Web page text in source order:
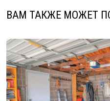
ВАМ ТАКЖЕ МОЖЕТ